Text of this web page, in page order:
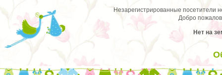
Незарегистрированные посетители
Добро
Нет на